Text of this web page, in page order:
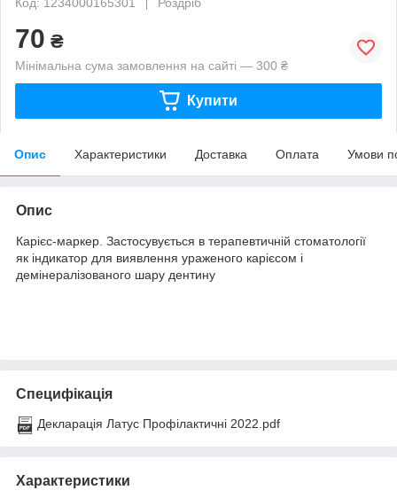
70 ₴
Мінімальна сума замовлення на сайті — 300 ₴
Купити
Опис Характеристики Доставка Оплата Умови
Опис
Карієс-маркер. Застосувується в терапевтичній стоматології
як індикатор для виявлення ураженого карієсом і
демінералізованого шару дентину
Специфікація
Декларація Латус Профілактичні 2022.pdf
Характеристики